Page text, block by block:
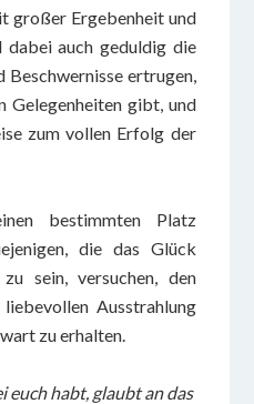
großer Ergebenheit und
dabei auch geduldig die
ertrugen,
Gelegenheiten gibt, und
zum vollen Erfolg der
bestimmten Platz
die das Glück
sein, versuchen, den
Ausstrahlung
zu erhalten.
euch habt, glaubt an das